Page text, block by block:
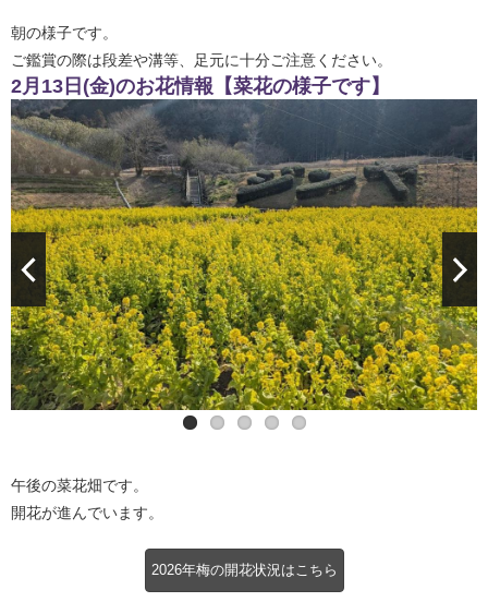
朝の様子です。
ご鑑賞の際は段差や溝等、足元に十分ご注意ください。
2月13日(金)のお花情報【菜花の様子です】
午後の菜花畑です。
開花が進んでいます。
2026年梅の開花状況はこちら